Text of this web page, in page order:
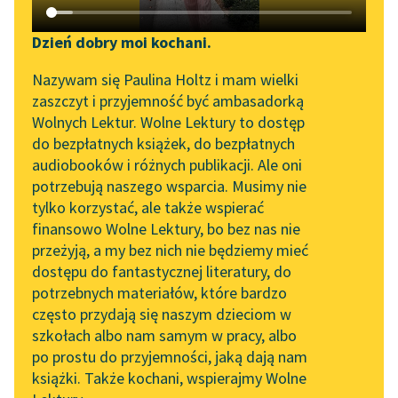
Katalog DAISY
Podkasty o książkach
Zgłoś brak utworu
Aktualności
„Prokurator Alicja Horn”
do słuchania
Byliśmy częścią AI Impact
Lab
Zapraszamy na spotkanie
online z tłumaczkami
literatury skandynawskiej
Spotkanie z Katarzyną
Tunkiel w Oslo
102. lata temu zmarł
Joseph Conrad
Narzędzia
Mapa Wolnych Lektur
Leśmianator
Przewodnik dla piszących i
czytających
API
OAI-PMH
Widget Wolnych Lektur
Przypisy
Dzień dobry moi kochani.
Nazywam się Paulina Holtz i mam wielki
zaszczyt i przyjemność być ambasadorką
Wolnych Lektur. Wolne Lektury to dostęp
do bezpłatnych książek, do bezpłatnych
audiobooków i różnych publikacji. Ale oni
potrzebują naszego wsparcia. Musimy nie
tylko korzystać, ale także wspierać
finansowo Wolne Lektury, bo bez nas nie
przeżyją, a my bez nich nie będziemy mieć
dostępu do fantastycznej literatury, do
potrzebnych materiałów, które bardzo
często przydają się naszym dzieciom w
szkołach albo nam samym w pracy, albo
po prostu do przyjemności, jaką dają nam
książki. Także kochani, wspierajmy Wolne
Hans Christian Andersen
Żył sobie niegdyś
bardzo złośliwy
czarodziej. Całą jego
przyjemnością było
dokuczać ludziom,
czynić źle, ze...
Czytaj więcej
Motyw: Wzrok